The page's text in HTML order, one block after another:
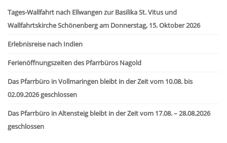
Tages-Wallfahrt nach Ellwangen zur Basilika St. Vitus und
Wallfahrtskirche Schönenberg am Donnerstag, 15. Oktober 2026
Erlebnisreise nach Indien
Ferienöffnungszeiten des Pfarrbüros Nagold
Das Pfarrbüro in Vollmaringen bleibt in der Zeit vom 10.08. bis
02.09.2026 geschlossen
Das Pfarrbüro in Altensteig bleibt in der Zeit vom 17.08. – 28.08.2026
geschlossen